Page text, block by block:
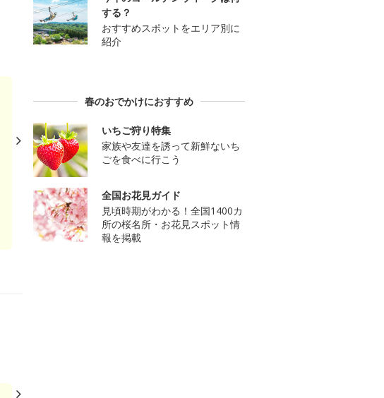
する？
おすすめスポットをエリア別に
紹介
春のおでかけにおすすめ
いちご狩り特集
家族や友達を誘って新鮮ないち
ごを食べに行こう
全国お花見ガイド
見頃時期がわかる！全国1400カ
所の桜名所・お花見スポット情
報を掲載